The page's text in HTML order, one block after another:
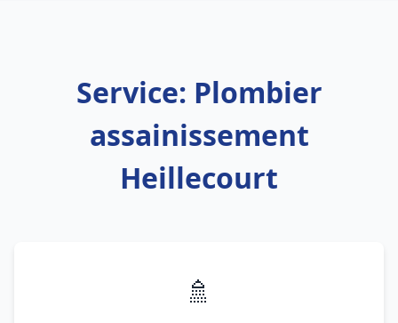
Service: Plombier
assainissement
Heillecourt
🚿